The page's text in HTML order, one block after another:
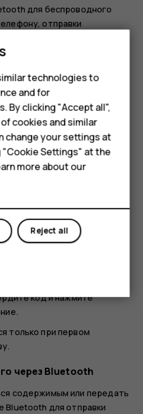
для беспроводного
отправки
подключения
Bluetooth включена на
телефона обнаруживают
обнаруживался
необходимо включить
телефона в настройках
отображаются телефоны с
в пределах
код и нажмите
.
только при первом
через Bluetooth
содержимым или передать
Bluetooth для отправки
technologies to
and for
By clicking "Accept all",
cookies and similar
change your settings at
Settings" at the
more about our
Reject all